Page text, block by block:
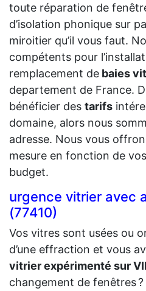
toute réparation de
d’isolation phonique sur
miroitier qu’il vous faut.
compétents pour
remplacement de baies
departement de France.
bénéficier des tarifs
domaine, alors nous
adresse. Nous vous
mesure en fonction de
budget.
urgence vitrier avec
(77410)
Vos vitres sont usées ou
d’une effraction et vous
vitrier expérimenté sur
changement de fenêtres